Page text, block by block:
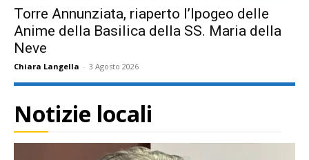
Torre Annunziata, riaperto l’Ipogeo delle
Anime della Basilica della SS. Maria della
Neve
Chiara Langella - 3 Agosto 2026
Notizie locali